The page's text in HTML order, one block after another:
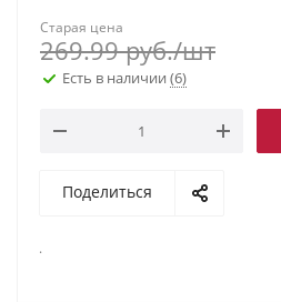
Старая цена
269.99руб./шт
Есть в наличии (6)
Поделиться
.